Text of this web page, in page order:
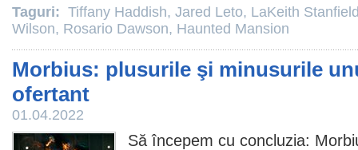
Taguri: Tiffany Haddish, Jared Leto, LaKeith
Wilson, Rosario Dawson, Haunted Mansion
Morbius: plusurile şi minusurile
ofertant
01.04.2022
Să începem cu concluzia: